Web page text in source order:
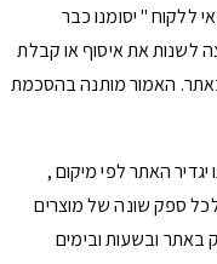
ללקוח " יסומנו כבר
לשנות את איסוף או קבלת
האמור מותנה בהסכמת
האתר לפי מיקום ,
ספק שונה של מוצרים
ובשעות ובימים